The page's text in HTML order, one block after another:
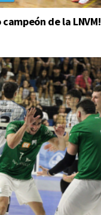
campeón de la LNVM!